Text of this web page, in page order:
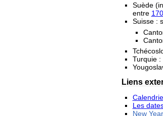
Suède
entre
Suisse :
Turquie
Liens
Les
New Year